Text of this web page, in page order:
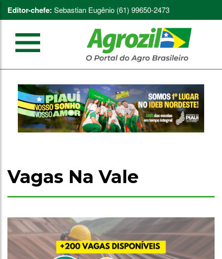
Editor-chefe: Sebastian Eugênio (61) 99650-2473
Vagas Na Vale